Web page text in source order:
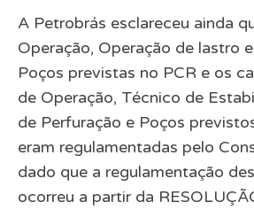
A Petrobrás esclareceu ainda
Operação, Operação de lastro
Poços previstas no PCR e os
de Operação, Técnico de
de Perfuração e Poços
eram regulamentadas pelo
dado que a regulamentação
ocorreu a partir da